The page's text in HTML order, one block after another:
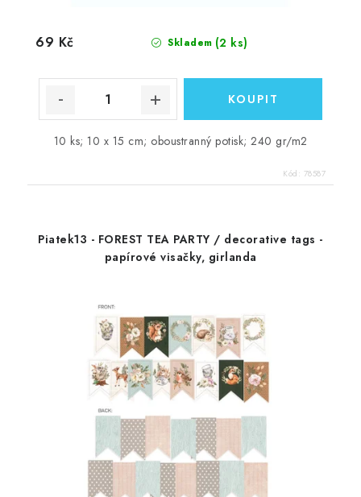
Skladem (2 ks)
69 Kč
10 ks; 10 x 15 cm; oboustranný potisk; 240 gr/m2
Kód: 78587
Piatek13 - FOREST TEA PARTY / decorative tags -
papírové visačky, girlanda